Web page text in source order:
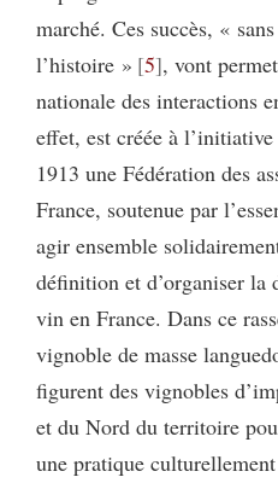
marché. Ces succès, «
l’histoire » 5 , vont
nationale des interactions
effet, est créée à
1913 une Fédération des
France, soutenue par
agir ensemble
définition et d’organiser la
vin en France. Dans ce
vignoble de masse
figurent des vignobles
et du Nord du territoire
une pratique